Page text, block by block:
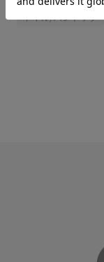
ネイル/ハンドケア